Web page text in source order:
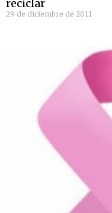
reciclar
29 de diciembre de 2011